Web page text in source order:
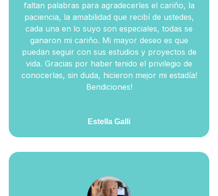
faltan palabras para agradecerles el cariño, la
paciencia, la amabilidad que recibí de ustedes,
cada una en lo suyo son especiales, todas se
ganaron mi cariño. Mi mayor deseo es que
puedan seguir con sus estudios y proyectos de
vida. Gracias por haber tenido el privilegio de
conocerlas, sin duda, hicieron mejor mi estadía!
Bendiciones!
Estella Galli